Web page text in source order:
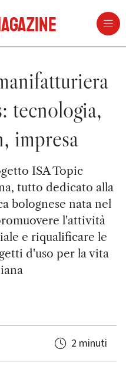
tecnologia,
impresa
ISA Topic
tutto dedicato alla
bolognese nata nel
l'attività
e riqualificare le
d'uso per la vita
2 minuti